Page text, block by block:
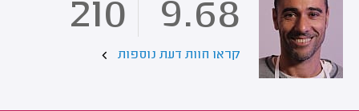
9.68
210
קראו חוות דעת נוספות